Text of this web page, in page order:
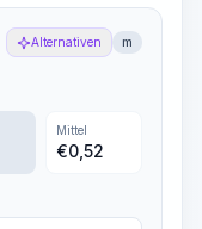
Alternativen m
Mittel
€0,52